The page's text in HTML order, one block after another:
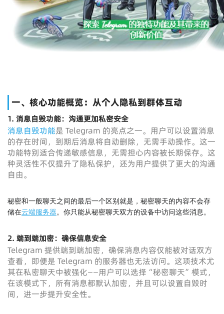
一、核心功能概览：从个人隐私到群体互动
1. 消息自毁功能：沟通更加私密安全
消息自毁功能是 Telegram 的亮点之一。用户可以设置消息
的存在时间，到期后消息将自动删除，无需手动操作。这一
功能特别适合传递敏感信息，无需担心内容被长期保存。这
种灵活性不仅提升了隐私保护，还为用户提供了更大的沟通
自由。
秘密和一般聊天之间的最后一个区别就是，秘密聊天的内容不会存
储在云端服务器。你只能从秘密聊天双方的设备中访问这些消息。
2. 端到端加密：确保信息安全
Telegram 提供端到端加密，确保消息内容仅能被对话双方
查看，即便是 Telegram 的服务器也无法访问。这项技术尤
其在私密聊天中被强化——用户可以选择“秘密聊天”模式，
在该模式下，所有消息都默认加密，并且可以设置自毁时
间，进一步提升安全性。